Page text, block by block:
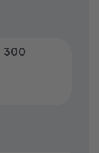
300